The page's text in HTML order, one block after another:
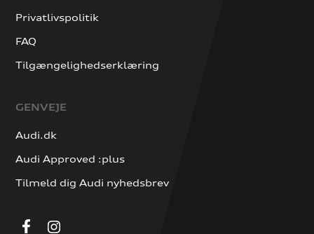
Privatlivspolitik
FAQ
Tilgængelighedserklæring
GENVEJE
Audi.dk
Audi Approved :plus
Tilmeld dig Audi nyhedsbrev